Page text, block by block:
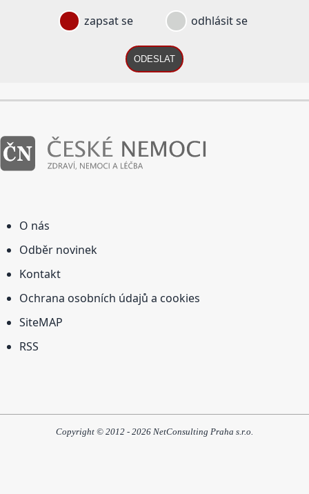
zapsat se odhlásit se
ODESLAT
O nás
Odběr novinek
Kontakt
Ochrana osobních údajů a cookies
SiteMAP
RSS
Copyright © 2012 - 2026 NetConsulting Praha s.r.o.